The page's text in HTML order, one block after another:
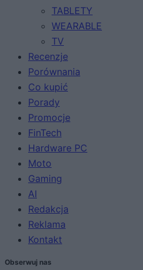
TABLETY
WEARABLE
TV
Recenzje
Porównania
Co kupić
Porady
Promocje
FinTech
Hardware PC
Moto
Gaming
AI
Redakcja
Reklama
Kontakt
Obserwuj nas